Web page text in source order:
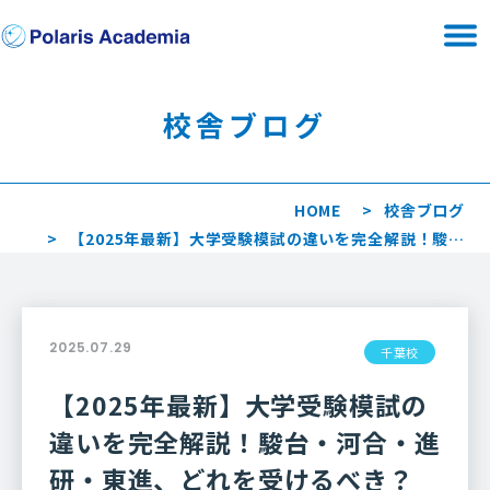
校舎ブログ
HOME
校舎ブログ
【2025年最新】大学受験模試の違いを完全解説！駿…
2025.07.29 千葉校
【2025年最新】大学受験模試の
違いを完全解説！駿台・河合・進
研・東進、どれを受けるべき？